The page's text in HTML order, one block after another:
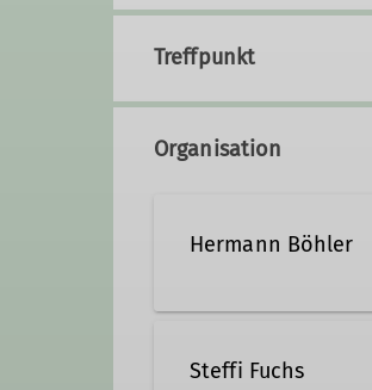
Treffpunkt
Organisation
Hermann Böhler
Steffi Fuchs